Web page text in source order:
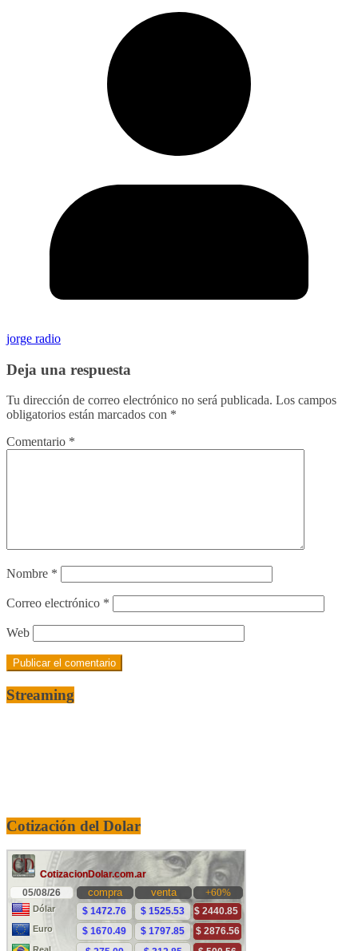
jorge radio
Deja una respuesta
Tu dirección de correo electrónico no será publicada. Los campos
obligatorios están marcados con *
Comentario *
Nombre *
Correo electrónico *
Web
Streaming
Cotización del Dolar